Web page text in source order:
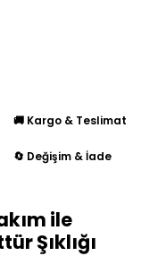
🚚 Kargo & Teslimat
🔄 Değişim & İade
ile
Şıklığı